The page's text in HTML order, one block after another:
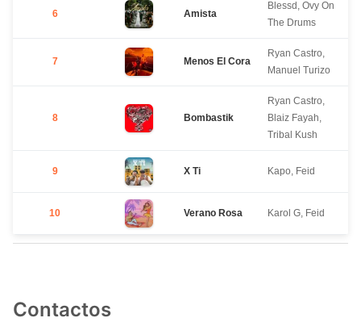
6 Amista
Blessd, Ovy On
The Drums
7 Menos El Cora
Ryan Castro,
Manuel Turizo
8 Bombastik
Ryan Castro,
Blaiz Fayah,
Tribal Kush
9 X Ti Kapo, Feid
10 Verano Rosa Karol G, Feid
Contactos